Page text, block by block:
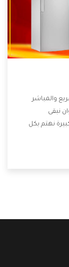
والمباشر
نبقى
نهتم بكل
من أهم